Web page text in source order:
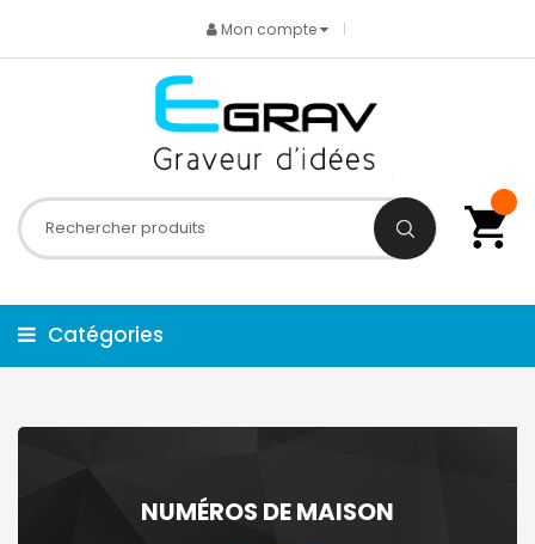
Mon compte
Catégories
NUMÉROS DE MAISON